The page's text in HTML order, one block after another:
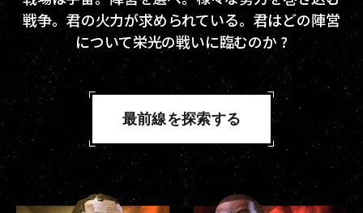
戦争。君の火力が求められている。君はどの陣営
について栄光の戦いに臨むのか ?
最前線を探索する